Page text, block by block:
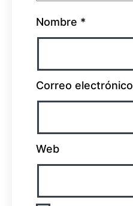
Nombre *
Correo electrónico
Web